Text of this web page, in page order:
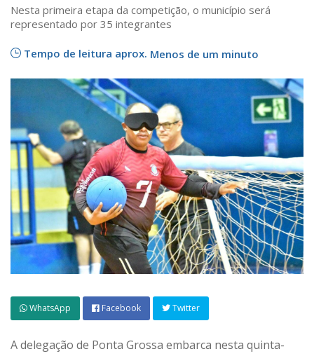
Nesta primeira etapa da competição, o município será
representado por 35 integrantes
Tempo de leitura aprox. Menos de um minuto
WhatsApp Facebook Twitter
A delegação de Ponta Grossa embarca nesta quinta-